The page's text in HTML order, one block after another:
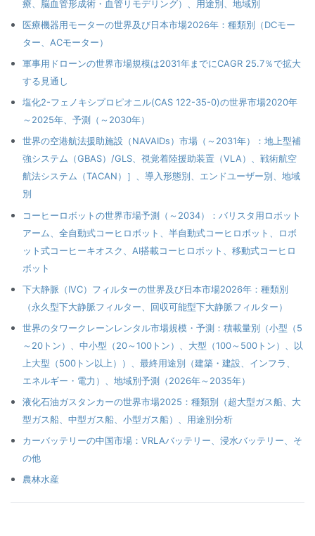
療、脳血管形成術・血管リモデリング）、用途別、地域別
医療機器用モーターの世界及び日本市場2026年：種類別（DCモー
ター、ACモーター）
軍事用ドローンの世界市場規模は2031年までにCAGR 25.7％で拡大
する見通し
塩化2-フェノキシプロピオニル(CAS 122-35-0)の世界市場2020年
～2025年、予測（～2030年）
世界の空港航法援助施設（NAVAIDs）市場（～2031年）：地上型補
強システム（GBAS）/GLS、視覚着陸援助装置（VLA）、戦術航空
航法システム（TACAN）］、導入形態別、エンドユーザー別、地域
別
コーヒーロボットの世界市場予測（～2034）：バリスタ用ロボット
アーム、全自動式コーヒロボット、半自動式コーヒロボット、ロボ
ット式コーヒーキオスク、AI搭載コーヒロボット、移動式コーヒロ
ボット
下大静脈（IVC）フィルターの世界及び日本市場2026年：種類別
（永久型下大静脈フィルター、回収可能型下大静脈フィルター）
世界のタワークレーンレンタル市場規模・予測：積載量別（小型（5
～20トン）、中小型（20～100トン）、大型（100～500トン）、以
上大型（500トン以上））、最終用途別（建築・建設、インフラ、
エネルギー・電力）、地域別予測（2026年～2035年）
液化石油ガスタンカーの世界市場2025：種類別（超大型ガス船、大
型ガス船、中型ガス船、小型ガス船）、用途別分析
カーバッテリーの中国市場：VRLAバッテリー、浸水バッテリー、そ
の他
農林水産